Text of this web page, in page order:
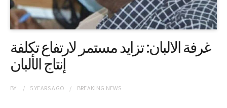
غرفة الالبان: تزايد مستمر لارتفاع تكلفة
إنتاج الألبان
BY 5 YEARSAGO BREAKING NEWS